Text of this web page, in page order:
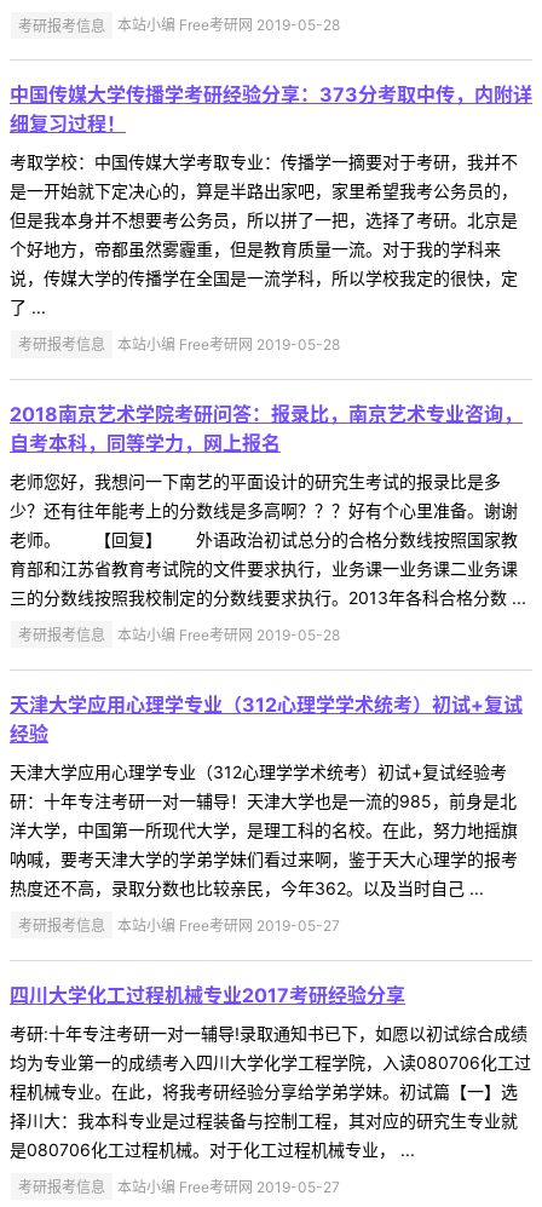
考研报考信息 本站小编 Free考研网 2019-05-28
中国传媒大学传播学考研经验分享：373分考取中传，内附详
细复习过程！
考取学校：中国传媒大学考取专业：传播学一摘要对于考研，我并不
是一开始就下定决心的，算是半路出家吧，家里希望我考公务员的，
但是我本身并不想要考公务员，所以拼了一把，选择了考研。北京是
个好地方，帝都虽然雾霾重，但是教育质量一流。对于我的学科来
说，传媒大学的传播学在全国是一流学科，所以学校我定的很快，定
了 ...
考研报考信息 本站小编 Free考研网 2019-05-28
2018南京艺术学院考研问答：报录比，南京艺术专业咨询，
自考本科，同等学力，网上报名
老师您好，我想问一下南艺的平面设计的研究生考试的报录比是多
少？还有往年能考上的分数线是多高啊？？？好有个心里准备。谢谢
老师。 【回复】 外语政治初试总分的合格分数线按照国家教
育部和江苏省教育考试院的文件要求执行，业务课一业务课二业务课
三的分数线按照我校制定的分数线要求执行。2013年各科合格分数 ...
考研报考信息 本站小编 Free考研网 2019-05-28
天津大学应用心理学专业（312心理学学术统考）初试+复试
经验
天津大学应用心理学专业（312心理学学术统考）初试+复试经验考
研：十年专注考研一对一辅导！天津大学也是一流的985，前身是北
洋大学，中国第一所现代大学，是理工科的名校。在此，努力地摇旗
呐喊，要考天津大学的学弟学妹们看过来啊，鉴于天大心理学的报考
热度还不高，录取分数也比较亲民，今年362。以及当时自己 ...
考研报考信息 本站小编 Free考研网 2019-05-27
四川大学化工过程机械专业2017考研经验分享
考研:十年专注考研一对一辅导!录取通知书已下，如愿以初试综合成绩
均为专业第一的成绩考入四川大学化学工程学院，入读080706化工过
程机械专业。在此，将我考研经验分享给学弟学妹。初试篇【一】选
择川大：我本科专业是过程装备与控制工程，其对应的研究生专业就
是080706化工过程机械。对于化工过程机械专业， ...
考研报考信息 本站小编 Free考研网 2019-05-27